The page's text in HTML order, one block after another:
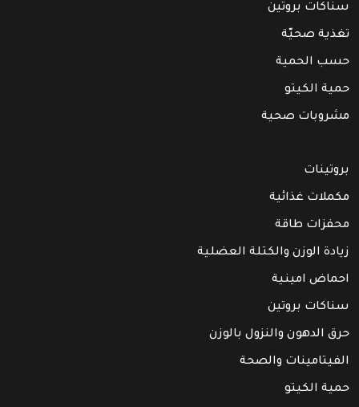
سناكات بروتين
تغذية صحيّة
حسب الحمية
حمية الكيتو
مشروبات صحية
بروتينات
مكملات غذائية
محفزات طاقة
زيادة الوزن والكتلة العضلية
احماض امينية
سناكات بروتين
حرق الدهون والنزول بالوزن
الفيتامينات والصحة
حمية الكيتو